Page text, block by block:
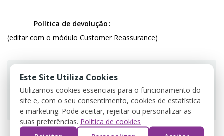
Política de devolução
(editar com o módulo Customer Reassurance)
Guarantee safe & secure checkout
Este Site Utiliza Cookies
Utilizamos cookies essenciais para o funcionamento do
site e, com o seu consentimento, cookies de estatística
e marketing. Pode aceitar, rejeitar ou personalizar as
suas preferências. Política de cookies